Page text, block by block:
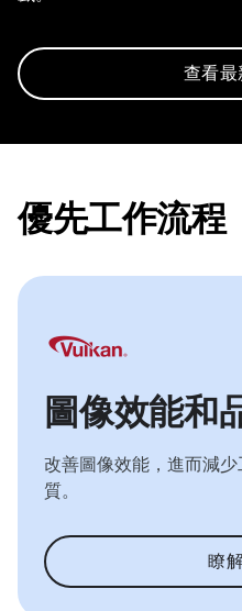
查看
優先工作流程
圖像效能和
改善圖像效能，進而減
質。
瞭